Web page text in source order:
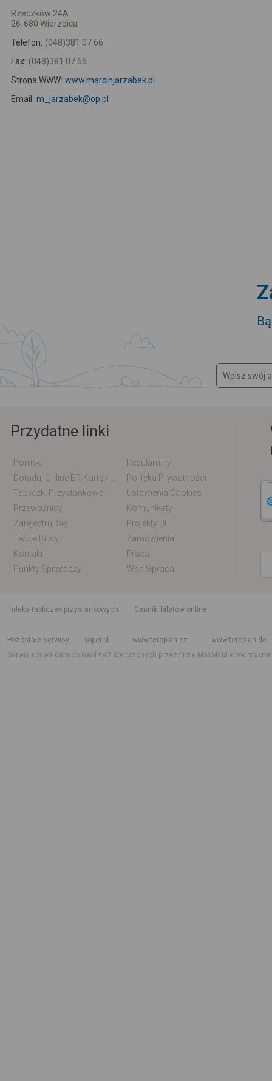
Rzeczków 24A
26-680 Wierzbica
Telefon: (048)381 07 66
Fax: (048)381 07 66
Strona WWW: www.marcinjarzabek.pl
Email: m_jarzabek@op.pl
Przydatne linki
Pomoc
Regulaminy
Polityka Prywatności
Tabliczki Przystankowe
Ustawienia Cookies
Przewoźnicy
Komunikaty
Zarejestruj Się
Projekty UE
Twoje Bilety
Zamówienia
Kontakt
Praca
Punkty Sprzedaży
Współpraca
indeks tabliczek przystankowych
Cenniki biletów online
Pozostałe serwisy
hoper.pl www.teroplan.cz
www.teroplan.de
Serwis używa danych GeoLite2 stworzonych przez firmę MaxMind